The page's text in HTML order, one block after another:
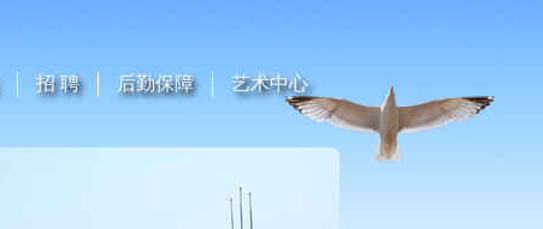
招 聘 后勤保障 艺术中心